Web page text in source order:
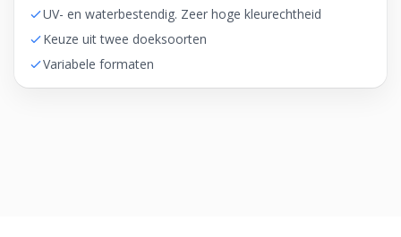
UV- en waterbestendig. Zeer hoge kleurechtheid
Keuze uit twee doeksoorten
Variabele formaten